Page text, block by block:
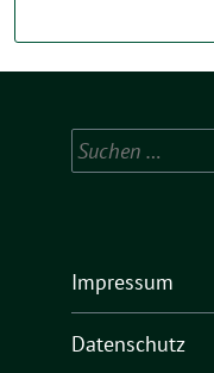
Suchen
nach:
Impressum
Datenschutz